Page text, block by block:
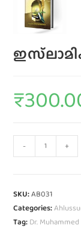
₹
- +
SKU:AB031
Categories:
Tag: Dr.